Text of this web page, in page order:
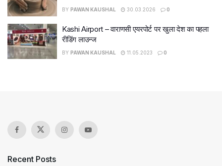
BY PAWAN KAUSHAL 30.03.2026 0
Kashi Airport – वाराणसी एयरपोर्ट पर खुला देश का पहला
रीडिंग लाउन्ज
BY PAWAN KAUSHAL 11.05.2023 0
Recent Posts